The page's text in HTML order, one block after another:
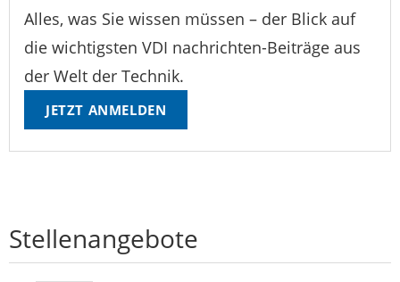
Alles, was Sie wissen müssen – der Blick auf
die wichtigsten VDI nachrichten-Beiträge aus
der Welt der Technik.
JETZT ANMELDEN
Stellenangebote